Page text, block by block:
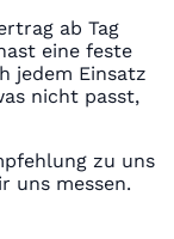
ab Tag
eine feste
jedem Einsatz
nicht passt,
zu uns
uns messen.